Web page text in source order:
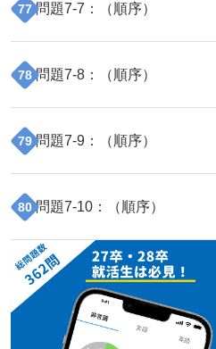
77 問題7-7 ：（順序）
78 問題7-8 ：（順序）
79 問題7-9 ：（順序）
80 問題7-10 ：（順序）